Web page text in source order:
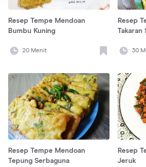
Resep Tempe Mendoan
Bumbu Kuning
20 Menit
Resep
Takaran
30
Resep Tempe Mendoan
Tepung Serbaguna
Resep
Jeruk